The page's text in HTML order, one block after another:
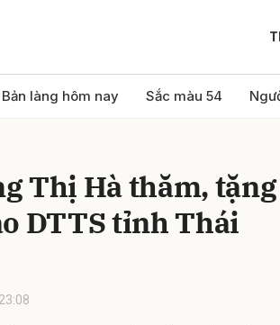
Bản làng hôm nay Sắc màu 54
Thị Hà thăm, tặng
DTTS tỉnh Thái
luận